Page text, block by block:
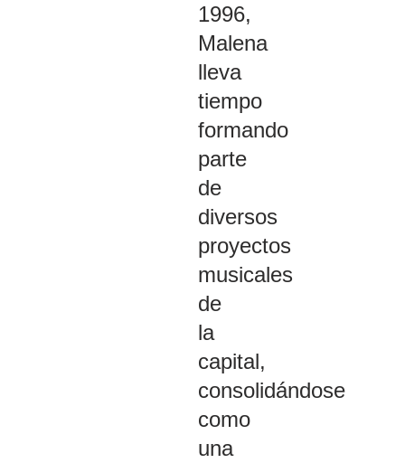
1996,
Malena
lleva
tiempo
formando
parte
de
diversos
proyectos
musicales
de
la
capital,
consolidándose
como
una